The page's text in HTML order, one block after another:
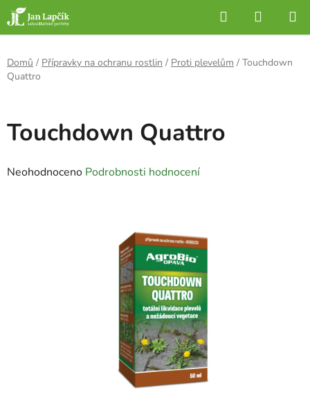
Přejít
na
obsah
Hledat
KOŠÍK
Domů / Přípravky na ochranu rostlin / Proti plevelům / Touchdown
Quattro
Touchdown Quattro
Průměrné
Neohodnoceno Podrobnosti hodnocení